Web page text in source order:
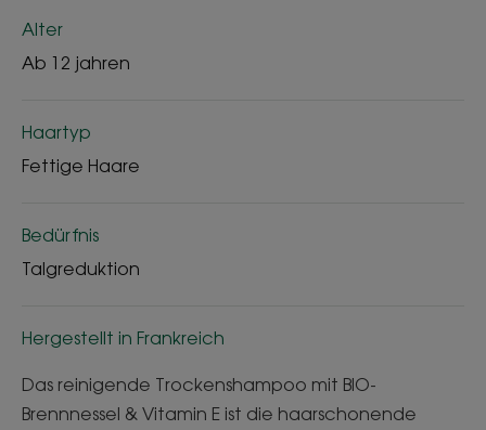
Alter
Ab 12 jahren
Haartyp
Fettige Haare
Bedürfnis
Talgreduktion
Hergestellt in Frankreich
Das reinigende Trockenshampoo mit BIO-
Brennnessel & Vitamin E ist die haarschonende